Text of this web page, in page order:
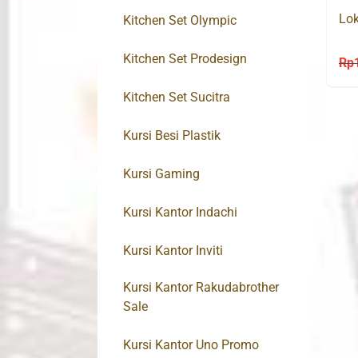
Rp
Kitchen Set Olympic
Kitchen Set Prodesign
Kitchen Set Sucitra
Kursi Besi Plastik
Kursi Gaming
Kursi Kantor Indachi
Kursi Kantor Inviti
Kursi Kantor Rakudabrother
Sale
Kursi Kantor Uno Promo